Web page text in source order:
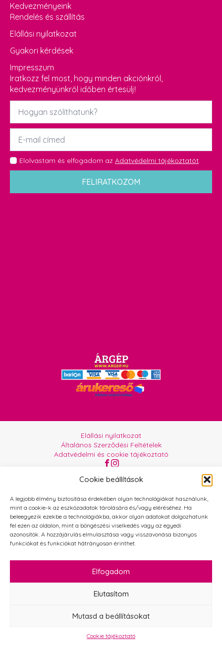
Cookie beállítások
A legjobb élmény biztosítása érdekében olyan technológiákat használunk,
mint a cookie-k az eszközadatok tárolására és/vagy eléréséhez. Ha
beleegyezik ezekbe a technológiákba, akkor olyan adatokat dolgozhatunk
fel ezen az oldalon, mint a böngészési viselkedés vagy az egyedi
azonosítók. A hozzájárulás elmulasztása vagy visszavonása bizonyos
funkciókat és funkciókat hátrányosan érinthet.
Elfogadom
Elutasítom
Mutasd a beállításokat
Cookie tájékoztató
Kedvezményeink
Rendelés és szállítás
Elállási nyilatkozat
Gyakori kérdések
Impresszum
Iratkozz fel most, hogy minden akciónkról,
kedvezményünkről időben értesülj!
Név
Email
GDPR
*
Elolvastam és elfogadom az Adatvédelmi tájékoztatót.
FELIRATKOZOM
Elállási nyilatkozat
Általános Szerződési Feltételek
Adatvédelmi és cookie tájékoztató